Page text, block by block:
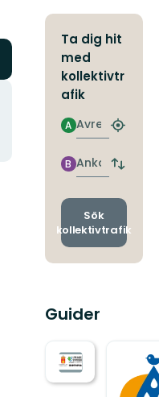
Ta dig hit
med
kollektivtr
afik
Avresa
A
Hitta
Ankomst
B
Byt
och
Sök
kollektivtrafik
Guider